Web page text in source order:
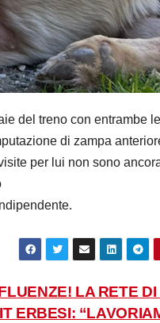
del treno con entrambe le
di zampa
per lui non sono
LA RETE DI
ERBESI: